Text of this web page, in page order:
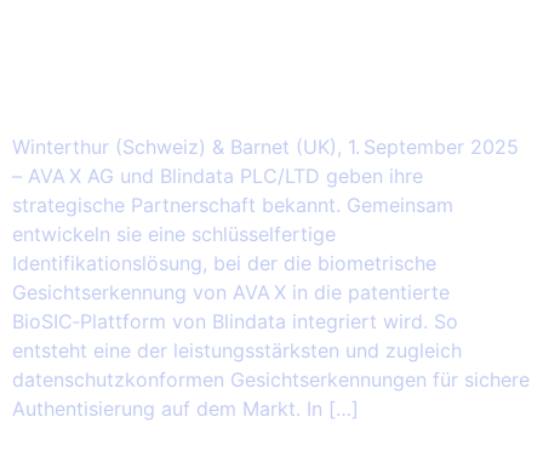
Winterthur (Schweiz) & Barnet (UK), 1. September 2025
– AVA X AG und Blindata PLC/LTD geben ihre
strategische Partnerschaft bekannt. Gemeinsam
entwickeln sie eine schlüsselfertige
Identifikationslösung, bei der die biometrische
Gesichtserkennung von AVA X in die patentierte
BioSIC‑Plattform von Blindata integriert wird. So
entsteht eine der leistungsstärksten und zugleich
datenschutzkonformen Gesichtserkennungen für sichere
Authentisierung auf dem Markt. In […]